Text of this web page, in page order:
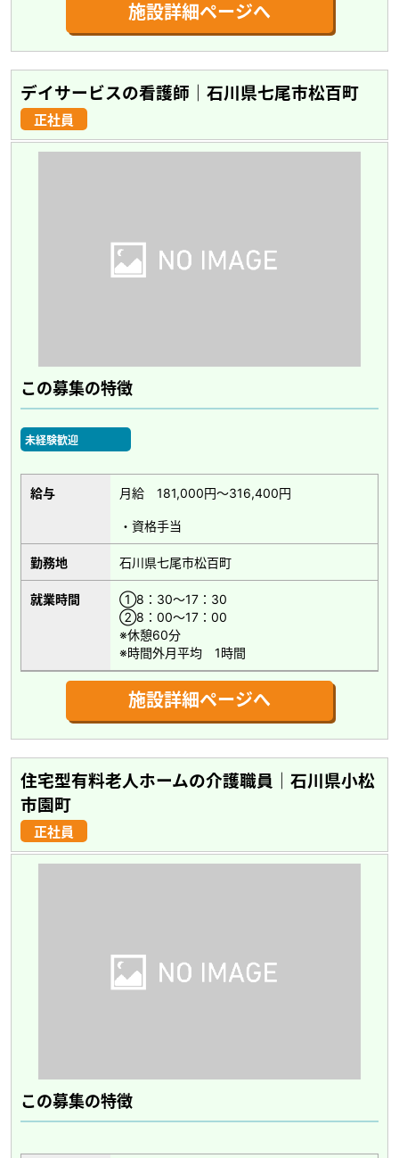
施設詳細ページへ
デイサービスの看護師｜石川県七尾市松百町
正社員
この募集の特徴
未経験歓迎
給与 月給 181,000円～316,400円
・資格手当
勤務地 石川県七尾市松百町
就業時間
①8：30～17：30
②8：00～17：00
※休憩60分
※時間外月平均 1時間
施設詳細ページへ
住宅型有料老人ホームの介護職員｜石川県小松
市園町
正社員
この募集の特徴